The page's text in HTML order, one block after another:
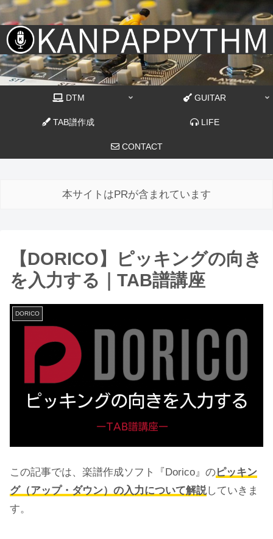
DTM GUITAR
TAB譜作成 LIFE
CONTACT
本サイトはPRが含まれています
【DORICO】ピッキングの向き
を入力する｜TAB譜講座
DORICO
この記事では、楽譜作成ソフト『Dorico』のピッキン
グ（アップ・ダウン）の入力について解説していきま
す。